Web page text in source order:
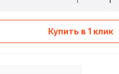
Купить в 1 клик